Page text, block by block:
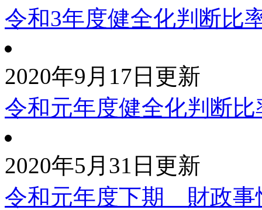
令和3年度健全化判断比
2020年9月17日更新
令和元年度健全化判断
2020年5月31日更新
令和元年度下期 財政事